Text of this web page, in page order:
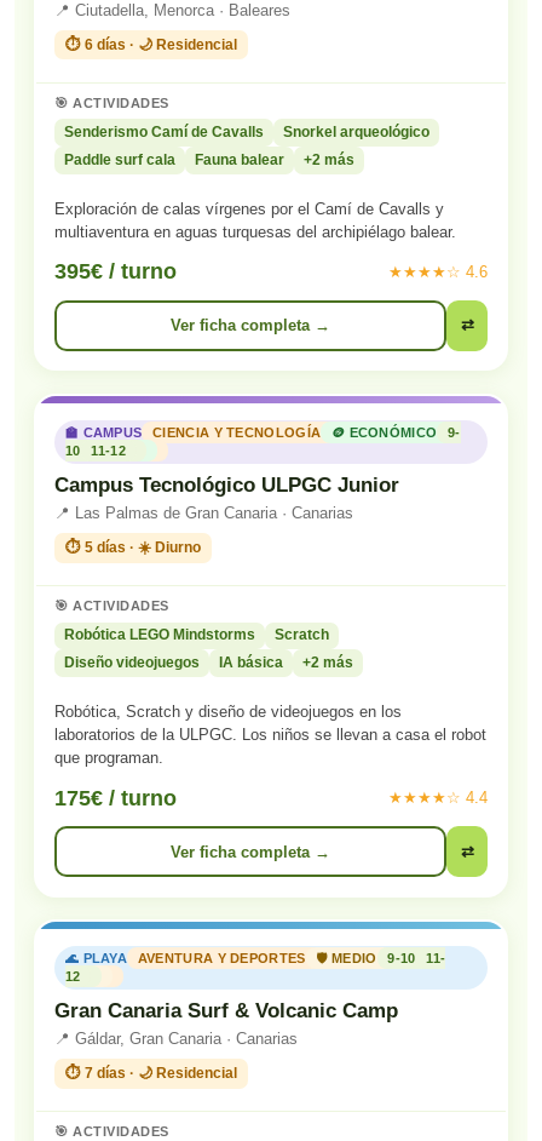
📍 Ciutadella, Menorca · Baleares
⏱️ 6 días · 🌙 Residencial
🎯 ACTIVIDADES
Senderismo Camí de Cavalls
Snorkel arqueológico
Paddle surf cala
Fauna balear +2 más
Exploración de calas vírgenes por el Camí de Cavalls y
multiaventura en aguas turquesas del archipiélago balear.
395€ / turno ★★★★☆ 4.6
Ver ficha completa → ⇄
🏫 CAMPUS CIENCIA Y TECNOLOGÍA 🪙 ECONÓMICO
9-
10
11-12
Campus Tecnológico ULPGC Junior
📍 Las Palmas de Gran Canaria · Canarias
⏱️ 5 días · ☀️ Diurno
🎯 ACTIVIDADES
Robótica LEGO Mindstorms
Scratch
Diseño videojuegos
IA básica +2 más
Robótica, Scratch y diseño de videojuegos en los
laboratorios de la ULPGC. Los niños se llevan a casa el robot
que programan.
175€ / turno ★★★★☆ 4.4
Ver ficha completa → ⇄
🌊 PLAYA AVENTURA Y DEPORTES 🛡️ MEDIO 9-10
11-
12
Gran Canaria Surf & Volcanic Camp
📍 Gáldar, Gran Canaria · Canarias
⏱️ 7 días · 🌙 Residencial
🎯 ACTIVIDADES